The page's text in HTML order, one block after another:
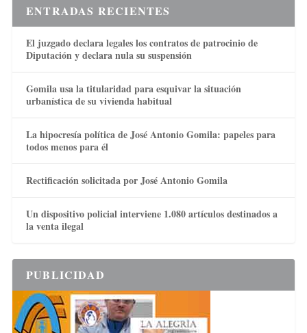
ENTRADAS RECIENTES
El juzgado declara legales los contratos de patrocinio de
Diputación y declara nula su suspensión
Gomila usa la titularidad para esquivar la situación
urbanística de su vivienda habitual
La hipocresía política de José Antonio Gomila: papeles para
todos menos para él
Rectificación solicitada por José Antonio Gomila
Un dispositivo policial interviene 1.080 artículos destinados a
la venta ilegal
PUBLICIDAD